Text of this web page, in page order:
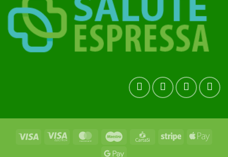
Visa
Visa
MasterCardMaestro CartaSi Stripe
Apple
Google